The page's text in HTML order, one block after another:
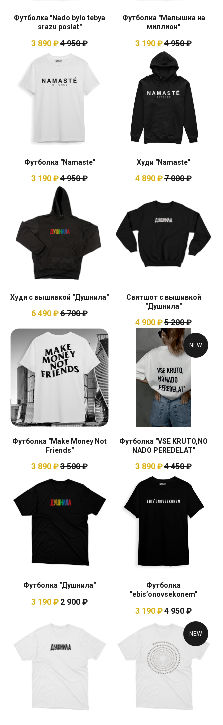
Футболка "Nado bylo tebya
srazu poslat"
3 890 ₽4 950 ₽
Футболка "Малышка на
миллион"
3 190 ₽4 950 ₽
Футболка "Namaste"
3 190 ₽4 950 ₽
Худи "Namaste"
4 890 ₽7 000 ₽
Худи с вышивкой "Душнила"
6 490 ₽6 700 ₽
Свитшот с вышивкой
"Душнила"
4 900 ₽5 200 ₽
Футболка "Make Money Not
Friends"
3 890 ₽3 500 ₽
NEW
Футболка "VSE KRUTO,NO
NADO PEREDELAT"
3 890 ₽4 450 ₽
Футболка "Душнила"
3 190 ₽2 900 ₽
Футболка
"ebis’onovsekonem"
3 190 ₽4 950 ₽
NEW